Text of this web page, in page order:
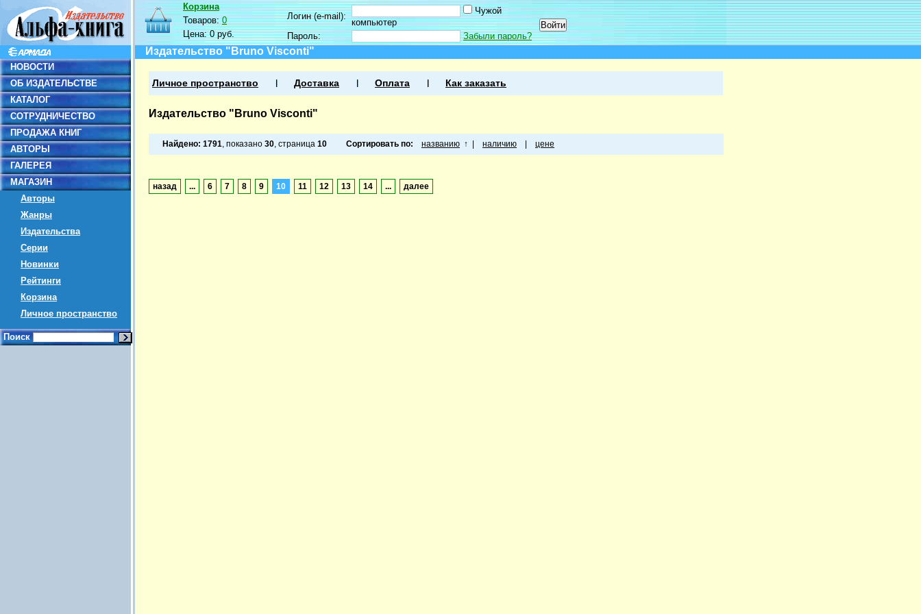
НОВОСТИ
ОБ ИЗДАТЕЛЬСТВЕ
КАТАЛОГ
СОТРУДНИЧЕСТВО
ПРОДАЖА КНИГ
АВТОРЫ
ГАЛЕРЕЯ
МАГАЗИН
Авторы
Жанры
Издательства
Серии
Новинки
Рейтинги
Корзина
Личное пространство
Поиск
Корзина
Товаров:0
Цена:0 руб.
Логин (e-mail):
Чужой
компьютер
Пароль:
Забыли пароль?
Издательство "Bruno Visconti"
Личное пространство Доставка Оплата Как заказать
Издательство "Bruno Visconti"
Найдено: 1791, показано 30, страница 10 Сортировать по: названию ↑ наличию цене
назад ... 6 7 8 9 10 11 12 13 14 ... далее